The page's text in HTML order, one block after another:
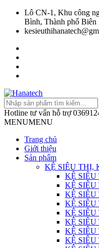
Lô CN-1, Khu công
Bình, Thành phố
Hotline tư vấn hỗ trợ
MENUMENU
Trang chủ
Giới thiệu
Sản phẩm
KỆ SIÊU THỊ,
KỆ
KỆ
KỆ
KỆ
KỆ
KỆ
KỆ
KỆ